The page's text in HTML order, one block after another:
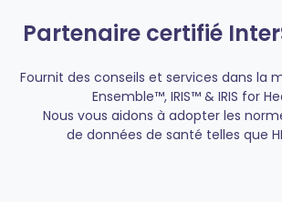
Partenaire certifié
Fournit des conseils et services dans la
Ensemble™, IRIS™ & IRIS for
Nous vous aidons à adopter les
de données de santé telles que